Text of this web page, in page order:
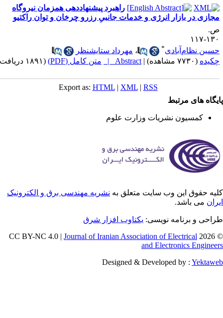
راهبرد پیشنهاد‌دهی همزمان نیروگاه
در بازار انرژی و خدمات جانبیِ رزرو چرخان و توان راکتیو
۱۱۷
نظام‌آبادی
،مهرداد ستایشنظر
(۷۷۳۰ مشاهده) |
Abstract | متن کامل (PDF) (۱۸۹۱ دریافت)
Export as:HTML |XML|RSS
های مرتبط
کمسیون نشریات وزارت علوم
حقوق این وب سایت متعلق بهنشریه مهندسی برق و الکترونیک
می باشد.
و برنامه نویسی: یکتاوب افزار شرق
©
Journal of Iranian Association of Electrical
and Electronics
Designed & Developed by :